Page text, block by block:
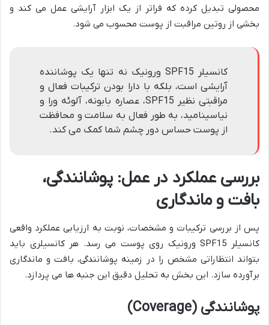
محصولی تبدیل کرده که فراتر از یک ابزار آرایشی عمل می کند و
بخشی از روتین مراقبت از پوست محسوب می شود.
کانسیلر SPF15 ورونیک نه تنها یک پوشاننده
آرایشی است، بلکه با دارا بودن ترکیبات فعال و
مراقبتی نظیر SPF15، عصاره بابونه، آلوئه ورا و
نیاسینامید، به طور فعال به سلامت و محافظت
از پوست حساس دور چشم شما کمک می کند.
بررسی عملکرد در عمل: پوشانندگی،
بافت و ماندگاری
پس از بررسی ترکیبات و مشخصات، نوبت به ارزیابی عملکرد واقعی
کانسیلر SPF15 ورونیک روی پوست می رسد. هر کانسیلری باید
بتواند انتظاراتی مشخص را در زمینه پوشانندگی، بافت و ماندگاری
برآورده سازد. این بخش به تحلیل دقیق این جنبه ها می پردازد.
پوشانندگی (Coverage)